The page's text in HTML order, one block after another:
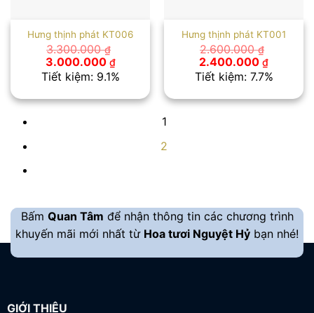
Hưng thịnh phát KT006
3.300.000₫
Giá
gốc
là:
3.000.000 ₫Giá
hiện
tại
3.000.000 ₫.
Tiết kiệm: 9.1%
Hưng thịnh phát KT001
2.600.000₫
Giá
gốc
là:
2.400.000 ₫Giá
hiện
tại
Tiết kiệm: 7.7%
1
2
Bấm Quan Tâm để nhận thông tin các chương trình
khuyến mãi mới nhất từ Hoa tươi Nguyệt Hỷ bạn nhé!
GIỚI THIỆU